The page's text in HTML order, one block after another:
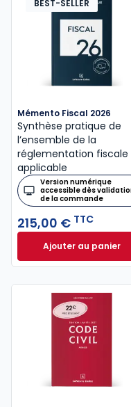
BEST-SELLER
Mémento Fiscal 2026
Synthèse pratique de
l’ensemble de la
réglementation fiscale
applicable
Version numérique
accessible dès
de la commande
215,00 € TTC
Ajouter au panier
Mémento